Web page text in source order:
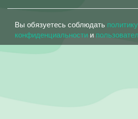
Вы обязуетесь соблюдать политику
конфиденциальности и